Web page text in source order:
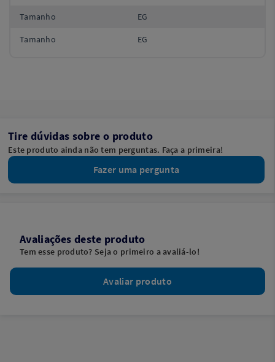
Tamanho EG
Tamanho EG
Tire dúvidas sobre o produto
Este produto ainda não tem perguntas. Faça a primeira!
Fazer uma pergunta
Avaliações deste produto
Tem esse produto? Seja o primeiro a avaliá-lo!
Avaliar produto